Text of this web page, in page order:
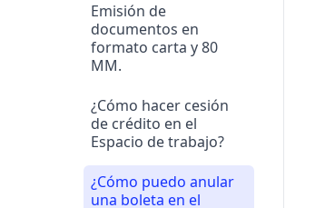
Emisión de
documentos en
formato carta y 80
MM.
¿Cómo hacer cesión
de crédito en el
Espacio de trabajo?
¿Cómo puedo anular
una boleta en el